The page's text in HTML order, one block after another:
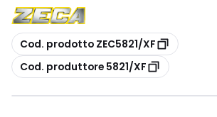
copia
Cod. prodotto ZEC5821/XF
copia
Cod. produttore 5821/XF